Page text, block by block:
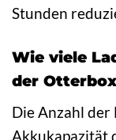
Stunden
Wie viele
der
Die Anzahl der
Akkukapazität